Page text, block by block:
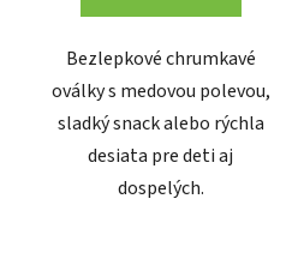
Bezlepkové chrumkavé
oválky s medovou polevou,
sladký snack alebo rýchla
desiata pre deti aj
dospelých.